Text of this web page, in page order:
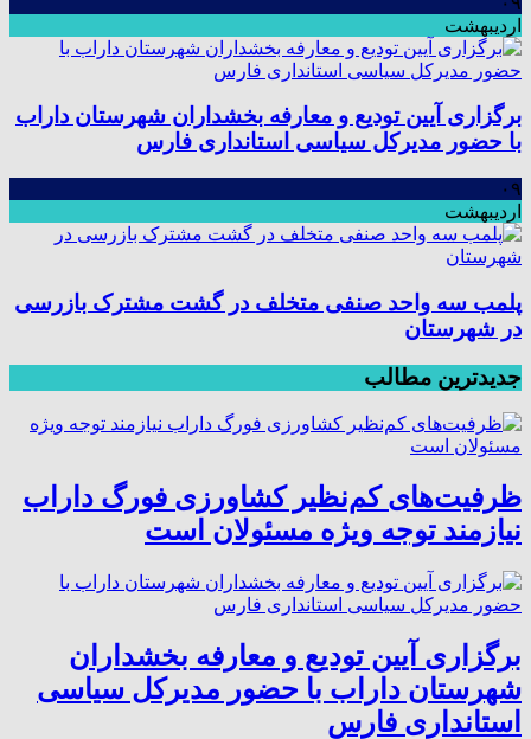
اردیبهشت
برگزاری آیین تودیع و معارفه بخشداران شهرستان داراب
با حضور مدیرکل سیاسی استانداری فارس
۰۹
اردیبهشت
پلمب سه واحد صنفی متخلف در گشت مشترک بازرسی
در شهرستان
جدیدترین مطالب
ظرفیت‌های کم‌نظیر کشاورزی فورگ داراب
نیازمند توجه ویژه مسئولان است
برگزاری آیین تودیع و معارفه بخشداران
شهرستان داراب با حضور مدیرکل سیاسی
استانداری فارس